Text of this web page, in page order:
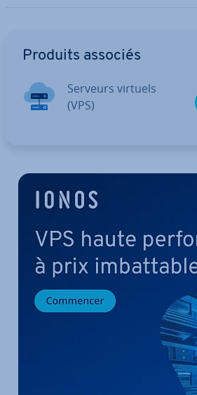
Produits associés
Serveurs virtuels
(VPS)